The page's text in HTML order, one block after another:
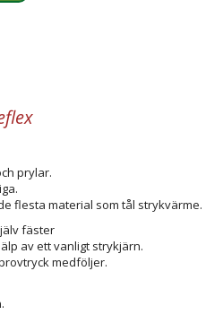
prylar.
flesta material som tål strykvärme.
fäster
av ett vanligt strykjärn.
medföljer.